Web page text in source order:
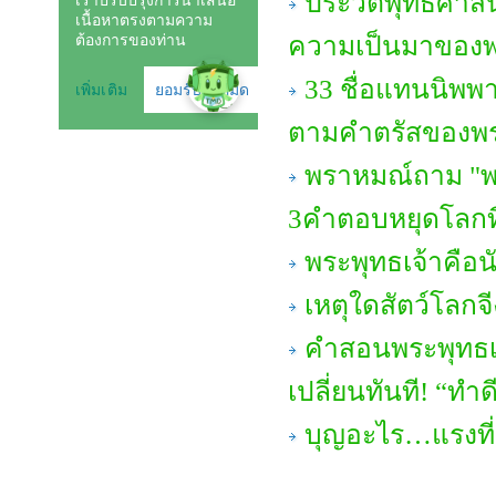
ความเป็นมาของ
33 ชื่อแทนนิพพ
ตามคำตรัสของพ
พราหมณ์ถาม "พ
3คำตอบหยุดโล
พระพุทธเจ้าคือ
เหตุใดสัตว์โลก
คำสอนพระพุทธ
เปลี่ยนทันที! “ทำ
บุญอะไร…แรงที่